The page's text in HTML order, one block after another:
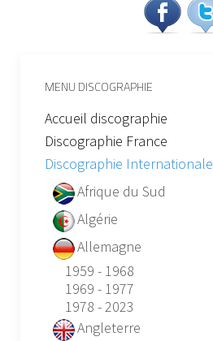
MENU DISCOGRAPHIE
Accueil discographie
Discographie France
Discographie Internationale
Afrique du Sud
Algérie
Allemagne
1959 - 1968
1969 - 1977
1978 - 2023
Angleterre